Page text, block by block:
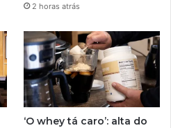
2 horas atrás
‘O whey tá caro’: alta do